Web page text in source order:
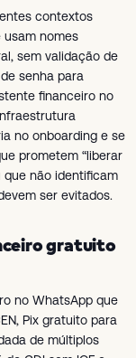
contextos
usam nomes
sem validação de
senha para
financeiro no
no onboarding e se
prometem “liberar
que não identificam
ser evitados.
gratuito
no WhatsApp que
Pix gratuito para
de múltiplos